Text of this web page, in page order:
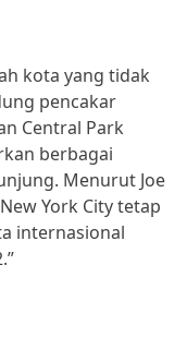
kota yang tidak
pencakar
Central Park
berbagai
Menurut Joe
York City tetap
internasional